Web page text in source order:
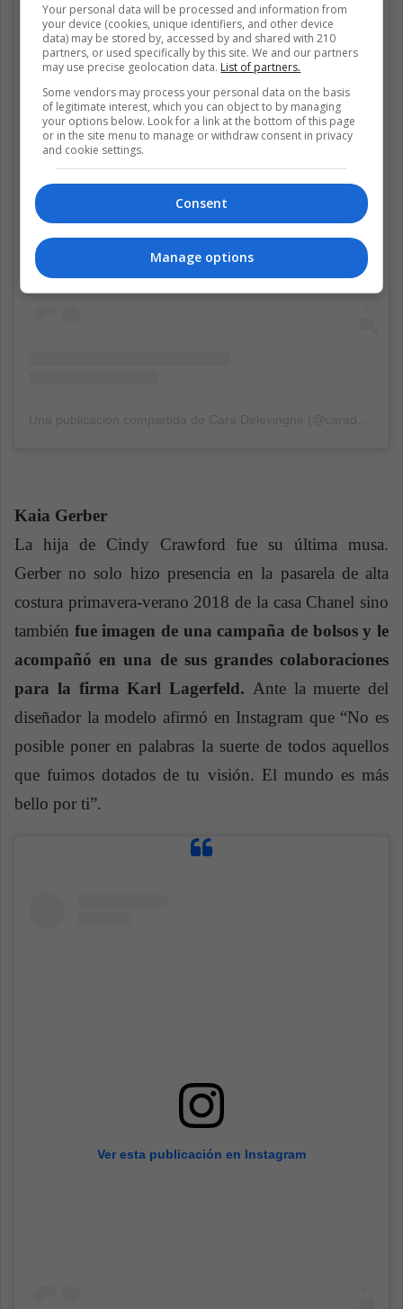
Ver esta publicación en Instagram
Kaia Gerber
La hija de Cindy Crawford fue su última musa.
Gerber no solo hizo presencia en la pasarela de alta
costura primavera-verano 2018 de la casa Chanel sino
también fue imagen de una campaña de bolsos y le
acompañó en una de sus grandes colaboraciones
para la firma Karl Lagerfeld. Ante la muerte del
diseñador la modelo afirmó en Instagram que “No es
posible poner en palabras la suerte de todos aquellos
que fuimos dotados de tu visión. El mundo es más
bello por ti”.
Ver esta publicación en Instagram
Your personal data will be processed and information from
your device (cookies, unique identifiers, and other device
data) may be stored by, accessed by and shared with 210
partners, or used specifically by this site. We and our partners
may use precise geolocation data. List of partners.
Some vendors may process your personal data on the basis
of legitimate interest, which you can object to by managing
your options below. Look for a link at the bottom of this page
or in the site menu to manage or withdraw consent in privacy
and cookie settings.
Consent
Manage options